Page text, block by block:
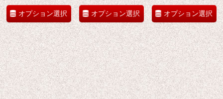
オプション選択 オプション選択 オプション選択